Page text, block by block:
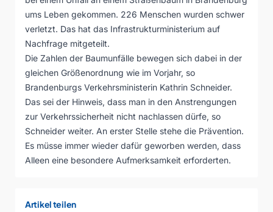
ums Leben gekommen. 226 Menschen wurden schwer
verletzt. Das hat das Infrastrukturministerium auf
Nachfrage mitgeteilt.
Die Zahlen der Baumunfälle bewegen sich dabei in der
gleichen Größenordnung wie im Vorjahr, so
Brandenburgs Verkehrsministerin Kathrin Schneider.
Das sei der Hinweis, dass man in den Anstrengungen
zur Verkehrssicherheit nicht nachlassen dürfe, so
Schneider weiter. An erster Stelle stehe die Prävention.
Es müsse immer wieder dafür geworben werden, dass
Alleen eine besondere Aufmerksamkeit erforderten.
Artikel teilen